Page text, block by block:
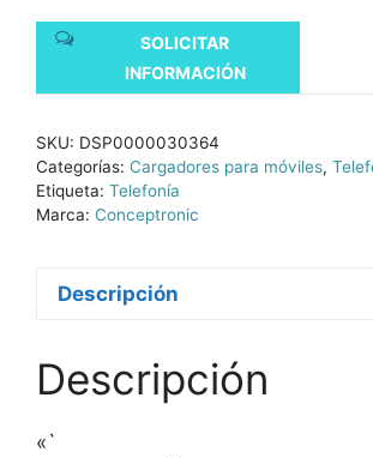
SOLICITAR
INFORMACIÓN
SKU: DSP0000030364
Categorías: Cargadores para móviles,
Etiqueta: Telefonía
Marca: Conceptronic
Descripción
Descripción
«`